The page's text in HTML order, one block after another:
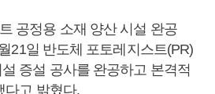
공정용 소재 양산 시설 완공
21일 반도체 포토레지스트(PR)
증설 공사를 완공하고 본격적
다고 밝혔다.